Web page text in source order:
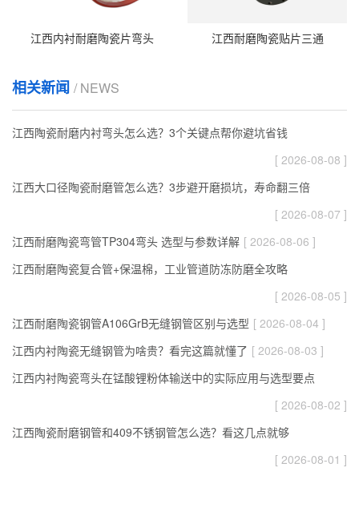
江西内衬耐磨陶瓷片弯头 江西耐磨陶瓷贴片三通
相关新闻 / NEWS
江西陶瓷耐磨内衬弯头怎么选？3个关键点帮你避坑省钱
[ 2026-08-08 ]
江西大口径陶瓷耐磨管怎么选？3步避开磨损坑，寿命翻三倍
[ 2026-08-07 ]
江西耐磨陶瓷弯管TP304弯头 选型与参数详解 [ 2026-08-06 ]
江西耐磨陶瓷复合管+保温棉，工业管道防冻防磨全攻略
[ 2026-08-05 ]
江西耐磨陶瓷钢管A106GrB无缝钢管区别与选型 [ 2026-08-04 ]
江西内衬陶瓷无缝钢管为啥贵？看完这篇就懂了 [ 2026-08-03 ]
江西内衬陶瓷弯头在锰酸锂粉体输送中的实际应用与选型要点
[ 2026-08-02 ]
江西陶瓷耐磨钢管和409不锈钢管怎么选？看这几点就够
[ 2026-08-01 ]